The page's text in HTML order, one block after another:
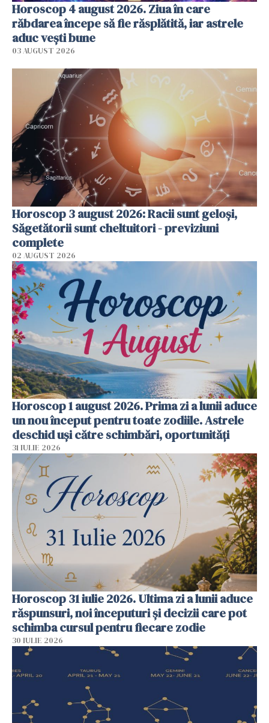
Horoscop 4 august 2026. Ziua în care
răbdarea începe să fie răsplătită, iar astrele
aduc vești bune
03 AUGUST 2026
Horoscop 3 august 2026: Racii sunt geloși,
Săgetătorii sunt cheltuitori - previziuni
complete
02 AUGUST 2026
Horoscop 1 august 2026. Prima zi a lunii aduce
un nou început pentru toate zodiile. Astrele
deschid uși către schimbări, oportunități
31 IULIE 2026
Horoscop 31 iulie 2026. Ultima zi a lunii aduce
răspunsuri, noi începuturi și decizii care pot
schimba cursul pentru fiecare zodie
30 IULIE 2026